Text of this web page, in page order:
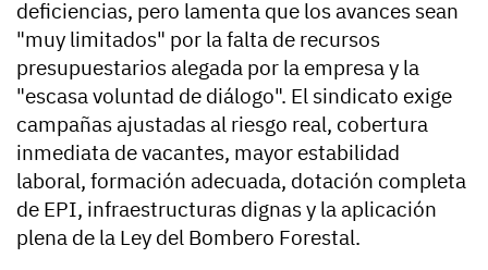
deficiencias, pero lamenta que los avances sean
"muy limitados" por la falta de recursos
presupuestarios alegada por la empresa y la
"escasa voluntad de diálogo". El sindicato exige
campañas ajustadas al riesgo real, cobertura
inmediata de vacantes, mayor estabilidad
laboral, formación adecuada, dotación completa
de EPI, infraestructuras dignas y la aplicación
plena de la Ley del Bombero Forestal.